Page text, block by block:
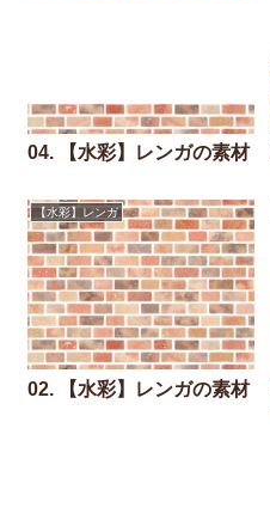
04. 【水彩】レンガの素材
【水彩】レンガ
02. 【水彩】レンガの素材